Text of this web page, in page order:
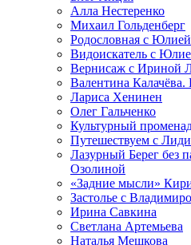
Алла Нестеренко
Михаил Гольденберг
Родословная с
Видоискатель с
Вернисаж с Ириной
Валентина Калачёва.
Лариса Хенинен
Олег Гальченко
Культурный
Путешествуем с
Лазурный Берег без
Озолиной
«Задние мысли»
Застолье с
Ирина Савкина
Светлана Артемьева
Наталья Мешкова